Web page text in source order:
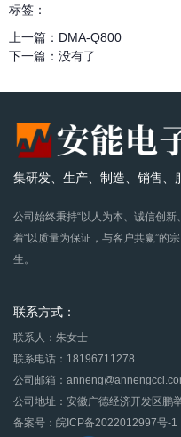
标签：
上一篇： DMA-Q800
下一篇： 没有了
集研发、生产、制造、销售、
公司始终秉持“以人为本、诚信创
着“以质量为保证，与客户共赢”的
生。
联系方式：
联系人：朱女士
联系电话：18196711278
公司邮箱：
公司地址：安徽广德经济开发区鹏
备案号：皖ICP备2022012997号-1